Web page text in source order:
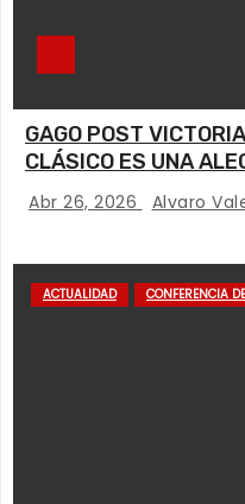
GAGO POST
CLÁSICO ES UNA
Abr 26, 2026 Alvaro
ACTUALIDAD CONFERENCIA